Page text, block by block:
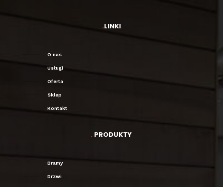
.LINKI
O nas
Usługi
Oferta
Sklep
Kontakt
. PRODUKTY
Bramy
Drzwi